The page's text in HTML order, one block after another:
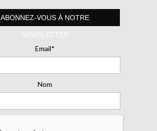
ABONNEZ-VOUS À NOTRE
NEWSLETTER
Email*
Nom